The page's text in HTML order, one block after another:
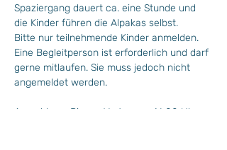
Spaziergang dauert ca. eine Stunde und
die Kinder führen die Alpakas selbst.
Bitte nur teilnehmende Kinder anmelden.
Eine Begleitperson ist erforderlich und darf
gerne mitlaufen. Sie muss jedoch nicht
angemeldet werden.
Anmeldung: Bis am Vortag um 16.00 Uhr